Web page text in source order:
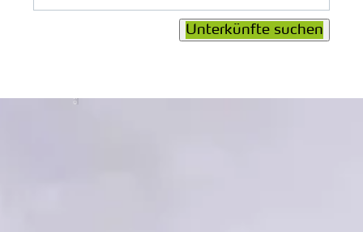
Unterkünfte suchen